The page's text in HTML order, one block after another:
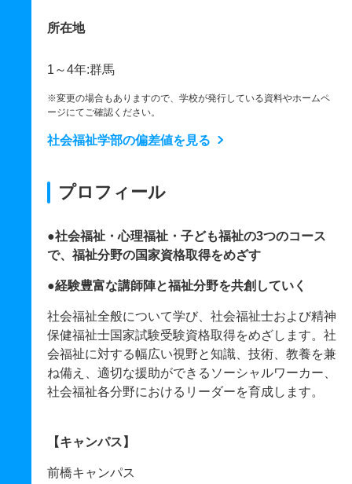
所在地
1～4年:群馬
※変更の場合もありますので、学校が発行している資料やホームペ
ージにてご確認ください。
社会福祉学部の偏差値を見る
プロフィール
●社会福祉・心理福祉・子ども福祉の3つのコース
で、福祉分野の国家資格取得をめざす
●経験豊富な講師陣と福祉分野を共創していく
社会福祉全般について学び、社会福祉士および精神
保健福祉士国家試験受験資格取得をめざします。社
会福祉に対する幅広い視野と知識、技術、教養を兼
ね備え、適切な援助ができるソーシャルワーカー、
社会福祉各分野におけるリーダーを育成します。
【キャンパス】
前橋キャンパス